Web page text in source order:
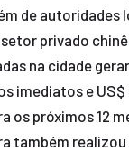
de autoridades
privado
na cidade
imediatos e US$
os próximos 12
também realizou